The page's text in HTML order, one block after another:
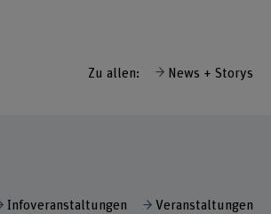
Zu allen: News + Storys
Infoveranstaltungen Veranstaltungen